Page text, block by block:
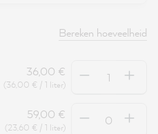
Bereken hoeveelheid
36,00 €
(36,00 € / 1 liter)
Hoeveelheid
59,00 €
(23,60 € / 1 liter)
Hoeveelheid